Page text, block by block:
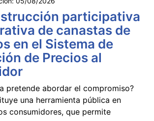
participativa
de canastas de
en el Sistema de
de Precios al
pretende abordar el compromiso?
una herramienta pública en
consumidores, que permite